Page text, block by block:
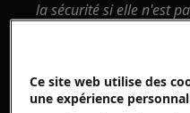
la sécurité si elle n'est
Comment
1. Tirez doucement
Ce site web utilise des
une expérience